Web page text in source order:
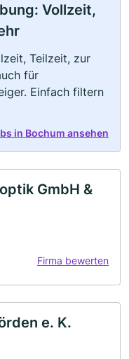
Vollzeit,
Teilzeit, zur
für
Einfach filtern
in Bochum ansehen
GmbH &
Firma bewerten
e. K.